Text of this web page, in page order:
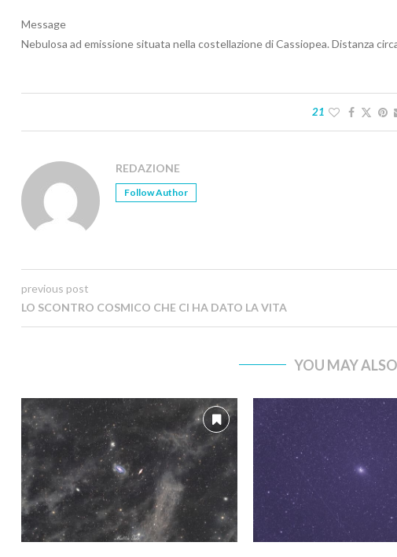
Message
Nebulosa ad emissione situata nella costellazione di Cassiopea. Distanza
21
REDAZIONE
Follow Author
previous post
LO SCONTRO COSMICO CHE CI HA DATO LA VITA
YOU MAY